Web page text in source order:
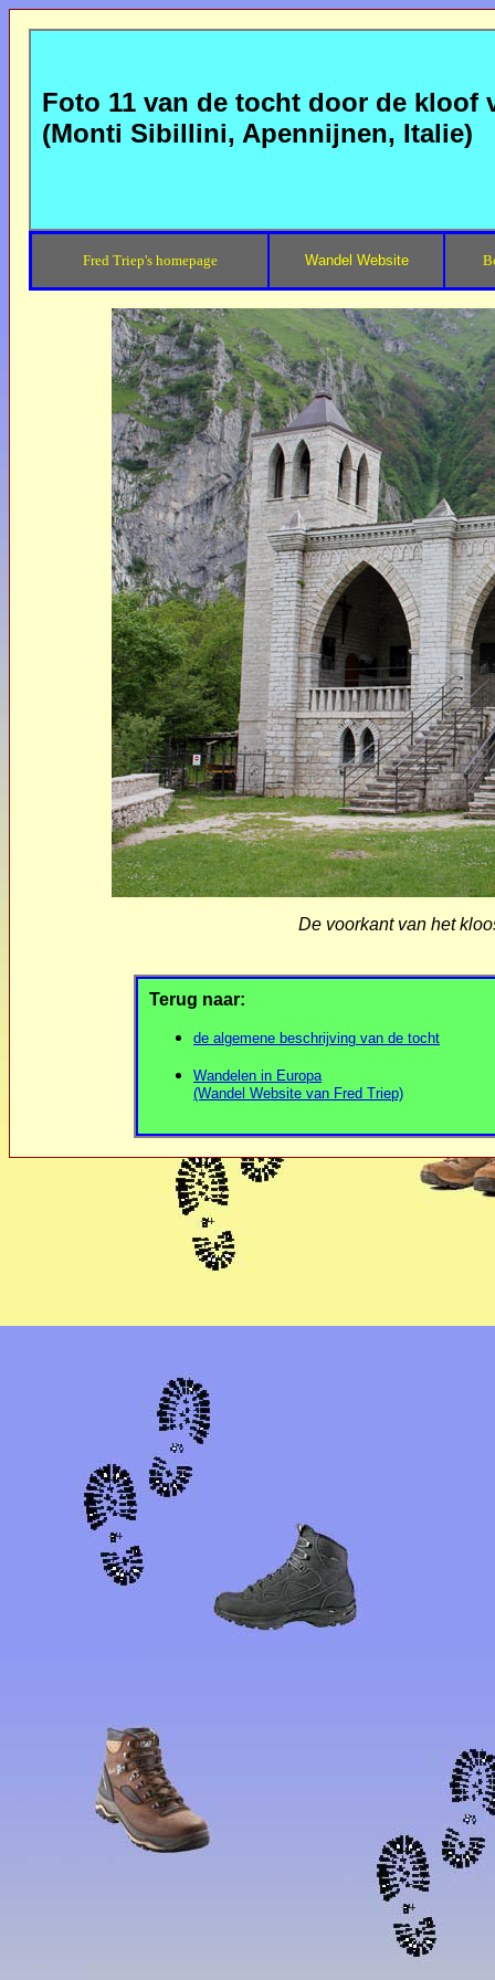
Foto 11 van de tocht door de kloof
(Monti Sibillini, Apennijnen, Italie)
Fred Triep's homepage Wandel Website
De voorkant van het
Terug naar:
de algemene beschrijving van de tocht
Wandelen in Europa
(Wandel Website van Fred Triep)